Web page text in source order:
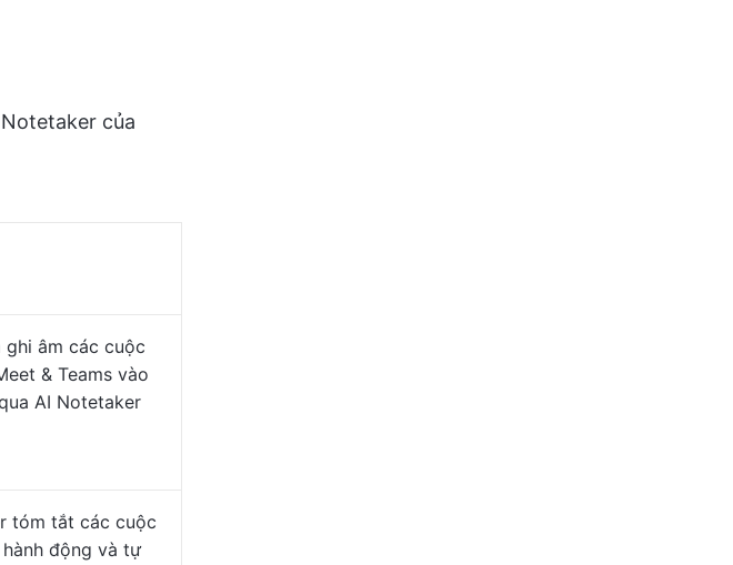
của
ghi âm các cuộc
& Teams vào
AI Notetaker
tóm tắt các cuộc
động và tự